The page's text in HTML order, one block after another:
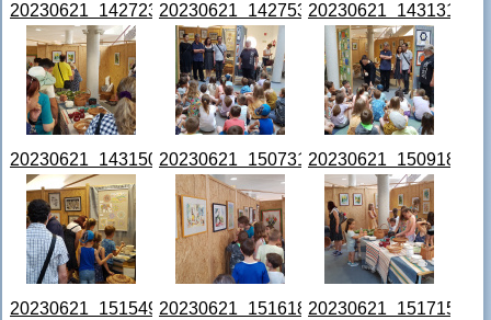
20230621_142723.jpg20230621_142753.jpg20230621_143131.jpg
20230621_143150.jpg20230621_150731.jpg20230621_150918.jpg
20230621_151549.jpg20230621_151618.jpg20230621_151715.jpg